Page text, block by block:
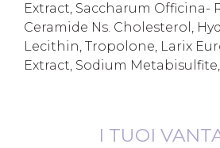
Extract, Saccharum Officina-
Ceramide Ns. Cholesterol,
Lecithin, Tropolone, Larix
Extract, Sodium
I TUOI